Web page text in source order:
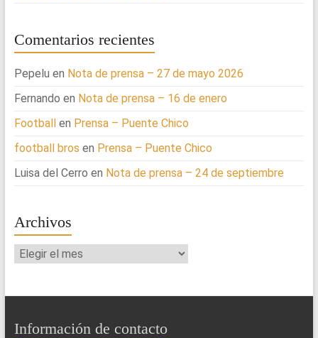
Comentarios recientes
Pepelu en Nota de prensa – 27 de mayo 2026
Fernando en Nota de prensa – 16 de enero
Footballen Prensa – Puente Chico
football bros en Prensa – Puente Chico
Luisa del Cerro en Nota de prensa – 24 de septiembre
Archivos
Archivos
Información de contacto